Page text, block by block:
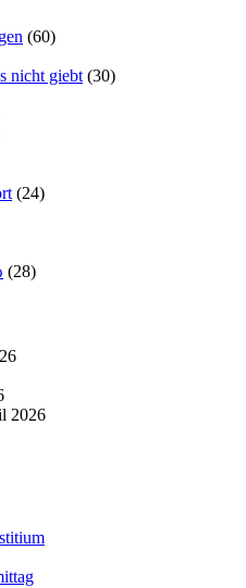
(60)
nicht giebt (30)
(24)
(28)
2026